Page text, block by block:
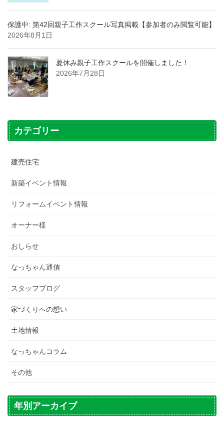
保護中: 第42回親子工作スクール写真掲載【参加者のみ閲覧可能】
2026年8月1日
夏休み親子工作スクールを開催しました！
2026年7月28日
カテゴリー
建売住宅
新築イベント情報
リフォームイベント情報
オーナー様
おしらせ
なっちゃん通信
スタッフブログ
家づくりへの想い
土地情報
なっちゃんコラム
その他
年別アーカイブ